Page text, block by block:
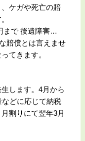
ケガや死亡の賠
まで 後遺障害…
賠償とは言えませ
てきます。
します。4月から
どに応じて納税
割りにて翌年3月